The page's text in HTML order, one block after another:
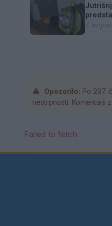
7.
Opozorilo: Po 297.
nestrpnosti. Komentarji
Failed to fetch